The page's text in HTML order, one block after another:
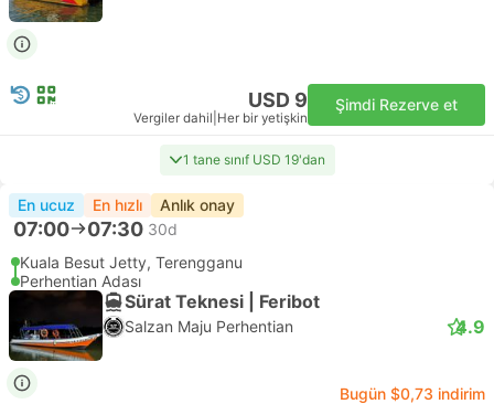
USD 9
Vergiler dahil Her bir yetişkin
Şimdi Rezerve et
1 tane sınıf USD 19'dan
En ucuz En hızlı Anlık onay
07:00 07:30 30d
Kuala Besut Jetty, Terengganu
Perhentian Adası
Sürat Teknesi | Feribot
Salzan Maju Perhentian 4.9
Bugün $0,73 indirim